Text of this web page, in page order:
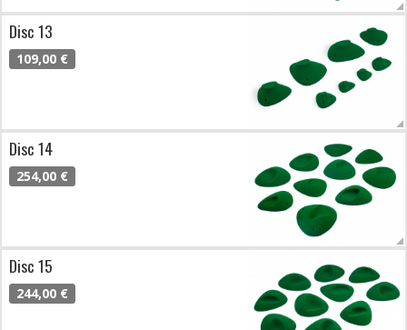
Disc 13
109,00 €
Disc 14
254,00 €
Disc 15
244,00 €